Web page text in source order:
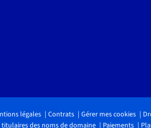
légales Contrats Gérer mes cookies
des noms de domaine
Paiements